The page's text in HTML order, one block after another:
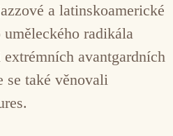
a latinskoamerické
radikála
avantgardních
se také věnovali